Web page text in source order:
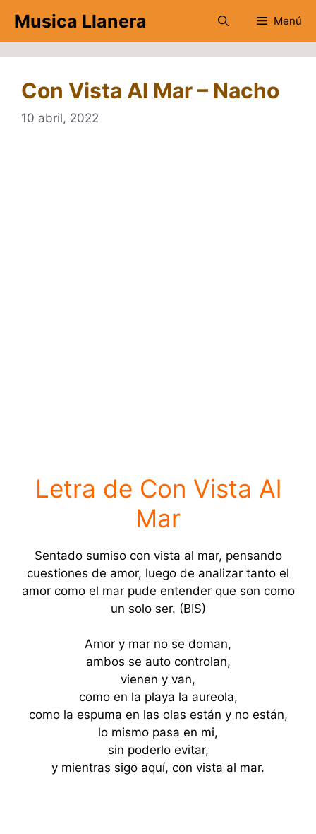
contenido
Musica Llanera Menú
Con Vista Al Mar – Nacho
10 abril, 2022
Letra de Con Vista Al
Mar
Sentado sumiso con vista al mar, pensando
cuestiones de amor, luego de analizar tanto el
amor como el mar pude entender que son como
un solo ser. (BIS)
Amor y mar no se doman,
ambos se auto controlan,
vienen y van,
como en la playa la aureola,
como la espuma en las olas están y no están,
lo mismo pasa en mi,
sin poderlo evitar,
y mientras sigo aquí, con vista al mar.